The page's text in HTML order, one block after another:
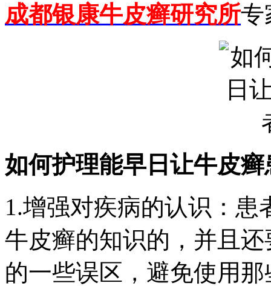
成都银康牛皮癣研究所专
如何护理能早日让牛皮
1.增强对疾病的认识：
牛皮癣的知识的，并且
的一些误区，避免使用